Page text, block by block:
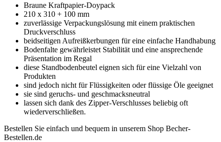
Braune Kraftpapier-Doypack
210 x 310 + 100 mm
zuverlässige Verpackungslösung mit einem praktischen
Druckverschluss
beidseitigen Aufreißkerbungen für eine einfache Handhabung
Bodenfalte gewährleistet Stabilität und eine ansprechende
Präsentation im Regal
diese Standbodenbeutel eignen sich für eine Vielzahl von
Produkten
sind jedoch nicht für Flüssigkeiten oder flüssige Öle geeignet
sie sind geruchs- und geschmacksneutral
lassen sich dank des Zipper-Verschlusses beliebig oft
wiederverschließen.
Bestellen Sie einfach und bequem in unserem Shop Becher-
Bestellen.de